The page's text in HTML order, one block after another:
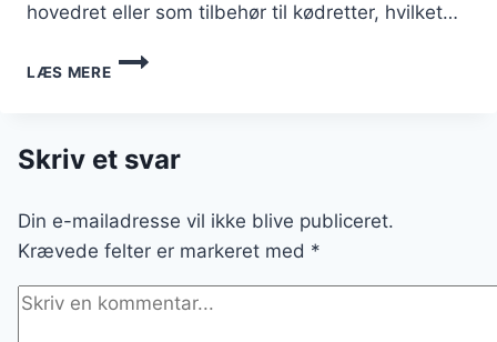
hovedret eller som tilbehør til kødretter, hvilket…
LÆS MERE
BAGT
KARTOFFEL
IDEER
TIL
HOVEDRET
Skriv et svar
Din e-mailadresse vil ikke blive publiceret.
Krævede felter er markeret med *